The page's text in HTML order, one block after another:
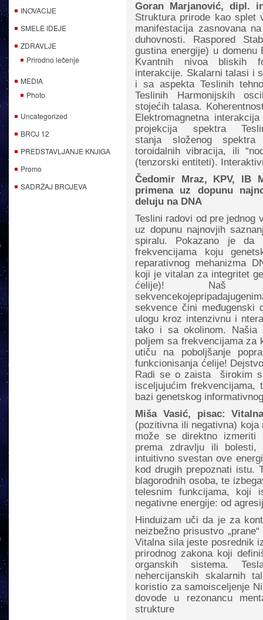
INOVACIJE
SMELE IDEJE
ZDRAVLJE
Prirodno lečenje
MEDIA
Photo
Uncategorized
BROJ 12
PREDSTAVLJANJE KNJIGA
Promo
SADRŽAJ BROJEVA
Goran Marjanović, dipl.
Struktura prirode kao splet
manifestacija zasnovana
duhovnosti. Raspored
gustina energije) u domenu
Kvantnih nivoa bliskih
interakcije. Skalarni talasi i
i sa aspekta Teslinih
Teslinih Harmonijskih
stojećih talasa.
Elektromagnetna
projekcija spektra
stanja složenog
toroidalnih vibracija, ili
(tenzorski entiteti).
Čedomir Mraz, KPV, IB
primena uz dopunu
deluju na DNA
Teslini radovi od pre jednog
uz dopunu najnovjih
spiralu. Pokazano je da
frekvencijama koju
reparativnog mehanizma
koji je vitalan za integritet
ćelije)! Naš
sekvence čini međugenski
ulogu kroz intenzivnu i
tako i sa okolinom. Našia
poljem sa frekvencijama za
utiču na poboljšanje
funkcionisanja ćelije!
Radi se o zaista širokim
isceljujućim
bazi genetskog
Miša Vasić, pisac:
(pozitivna ili negativna)
može se direktno izmeriti
prema zdravlju ili
intuitivno svestan ove
kod drugih prepoznati istu.
blagorodnih osoba, te
telesnim funkcijama, koji
negativne energije: od
Hinduizam uči da je za
neizbežno prisustvo
Vitalna sila jeste posrednik
prirodnog zakona koji
organskih sistema.
nehercijanskih skalarnih
koristio za samoisceljenje
dovode u rezonancu
strukture